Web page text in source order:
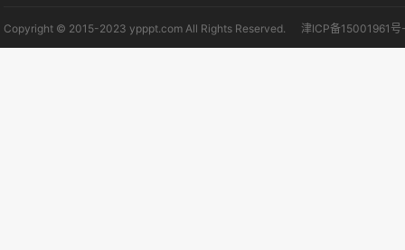
Copyright © 2015-2023 ypppt.com All Rights Reserved. 津ICP备15001961号